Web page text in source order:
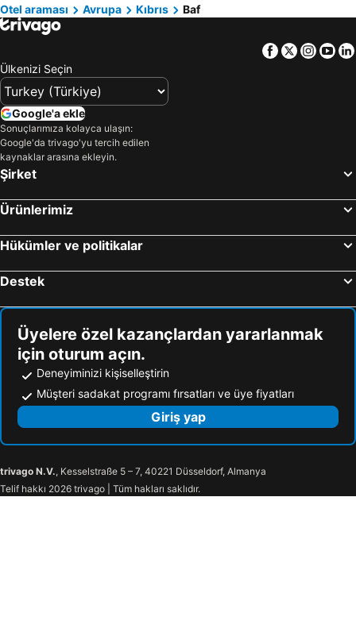
Maldivler Otelleri
Marmara Bölgesi Otelleri
Afyonkarahisar Çevresi Otelleri
Otel araması Avrupa Kıbrıs Baf
Facebook
Twitter
Ülkenizi Seçin
Google'a ekle
Sonuçlarımıza kolayca ulaşın:
Google'da trivago'yu tercih edilen
kaynaklar arasına ekleyin.
Şirket
Ürünlerimiz
Hükümler ve politikalar
Destek
Üyelere özel kazançlardan yararlanmak
için oturum açın.
Deneyiminizi kişiselleştirin
Müşteri sadakat programı fırsatları ve üye fiyatları
Giriş yap
trivago N.V., Kesselstraße 5 – 7, 40221 Düsseldorf, Almanya
Telif hakkı 2026 trivago | Tüm hakları saklıdır.